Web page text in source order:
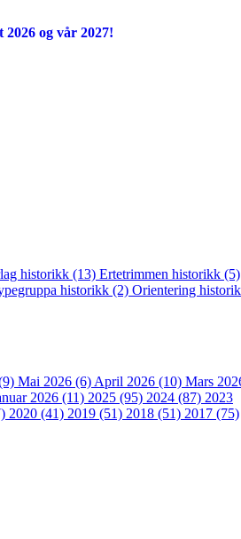
og vår 2027!
historikk (13) Ertetrimmen historikk (5)
historikk (2) Orientering
Mai 2026 (6) April 2026 (10) Mars
2026 (11) 2025 (95) 2024 (87) 2023
2020 (41) 2019 (51) 2018 (51) 2017 (75)